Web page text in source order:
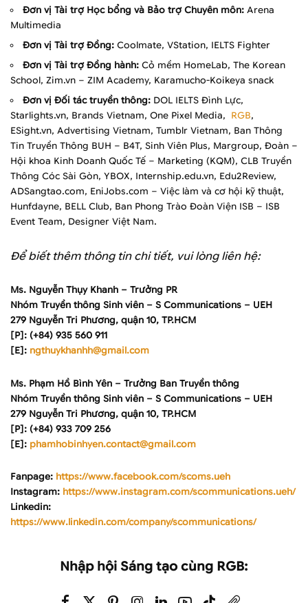
Đơn vị Tài trợ Học bổng và Bảo trợ Chuyên môn: Arena
Multimedia
Đơn vị Tài trợ Đồng: Coolmate, VStation, IELTS Fighter
Đơn vị Tài trợ Đồng hành: Cỏ mềm HomeLab, The Korean
School, Zim.vn – ZIM Academy, Karamucho-Koikeya snack
Đơn vị Đối tác truyền thông: DOL IELTS Đình Lực,
Starlights.vn, Brands Vietnam, One Pixel Media, RGB,
ESight.vn, Advertising Vietnam, Tumblr Vietnam, Ban Thông
Tin Truyền Thông BUH – B4T, Sinh Viên Plus, Margroup, Đoàn –
Hội khoa Kinh Doanh Quốc Tế – Marketing (KQM), CLB Truyền
Thông Cóc Sài Gòn, YBOX, Internship.edu.vn, Edu2Review,
ADSangtao.com, EniJobs.com – Việc làm và cơ hội kỹ thuật,
Hunfdayne, BELL Club, Ban Phong Trào Đoàn Viện ISB – ISB
Event Team, Designer Việt Nam.
Để biết thêm thông tin chi tiết, vui lòng liên hệ:
Ms. Nguyễn Thụy Khanh – Trưởng PR
Nhóm Truyền thông Sinh viên – S Communications – UEH
279 Nguyễn Tri Phương, quận 10, TP.HCM
[P]: (+84) 935 560 911
[E]: ngthuykhanhh@gmail.com
Ms. Phạm Hồ Bình Yên – Trưởng Ban Truyền thông
Nhóm Truyền thông Sinh viên – S Communications – UEH
279 Nguyễn Tri Phương, quận 10, TP.HCM
[P]: (+84) 933 709 256
[E]: phamhobinhyen.contact@gmail.com
Fanpage: https://www.facebook.com/scoms.ueh
Instagram: https://www.instagram.com/scommunications.ueh/
Linkedin:
https://www.linkedin.com/company/scommunications/
Nhập hội Sáng tạo cùng RGB: